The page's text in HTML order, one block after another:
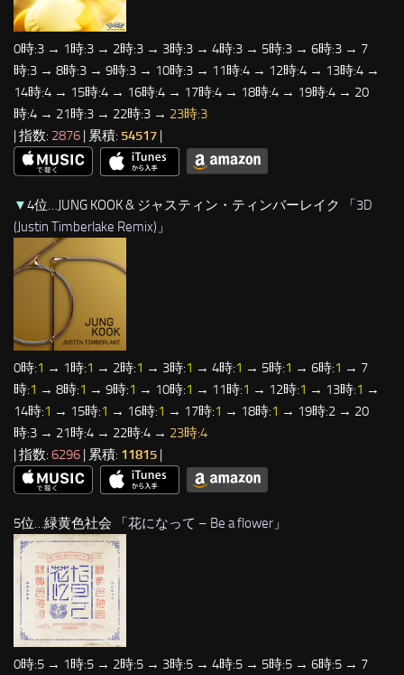
0時:3 → 1時:3 → 2時:3 → 3時:3 → 4時:3 → 5時:3 → 6時:3 → 7
時:3 → 8時:3 → 9時:3 → 10時:3 → 11時:4 → 12時:4 → 13時:4 →
14時:4 → 15時:4 → 16時:4 → 17時:4 → 18時:4 → 19時:4 → 20
時:4 → 21時:3 → 22時:3 → 23時:3
| 指数: 2876 | 累積: 54517
▼4位…JUNG KOOK & ジャスティン・ティンバーレイク 「3D
(Justin Timberlake Remix) 」
0時:1 → 1時:1 → 2時:1 → 3時:1 → 4時:1 → 5時:1 → 6時:1 → 7
時:1 → 8時:1 → 9時:1 → 10時:1 → 11時:1 → 12時:1 → 13時:1 →
14時:1 → 15時:1 → 16時:1 → 17時:1 → 18時:1 → 19時:2 → 20
時:3 → 21時:4 → 22時:4 → 23時:4
| 指数: 6296 | 累積: 11815 |
5位…緑黄色社会 「花になって – Be a flower 」
0時:5 → 1時:5 → 2時:5 → 3時:5 → 4時:5 → 5時:5 → 6時:5 → 7